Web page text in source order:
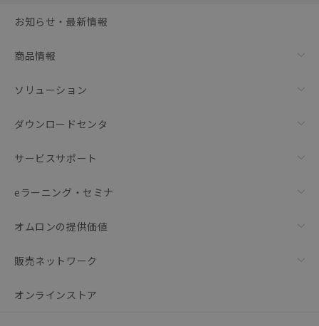
お知らせ・最新情報
商品情報
ソリューション
ダウンロードセンタ
サービスサポート
eラーニング・セミナ
オムロンの提供価値
販売ネットワーク
オンラインストア